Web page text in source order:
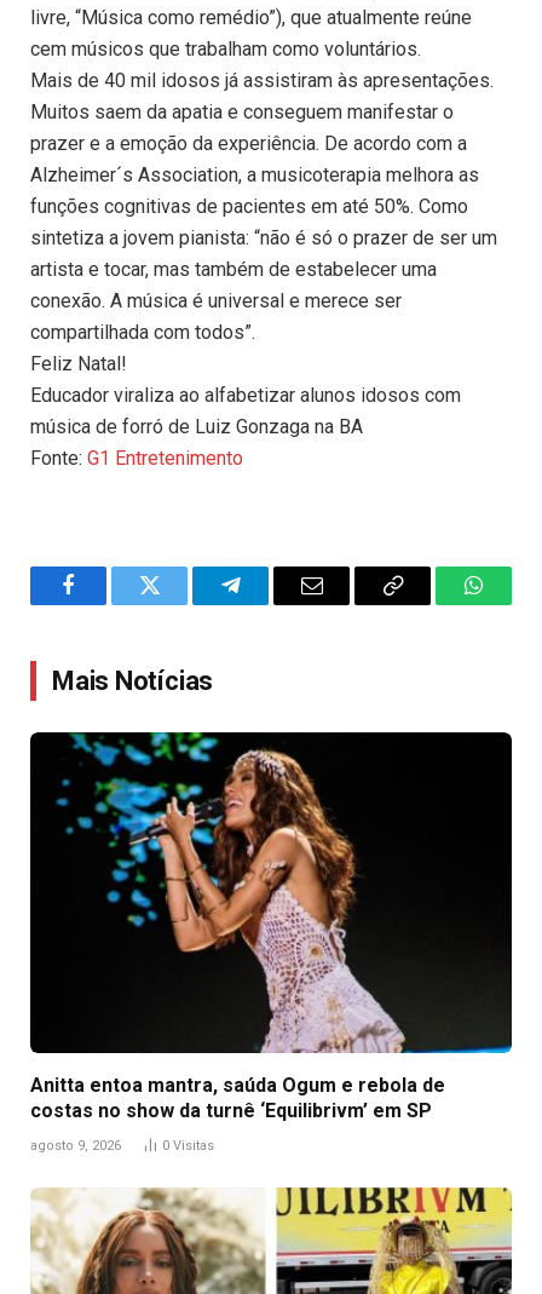
livre, “Música como remédio”), que atualmente reúne
cem músicos que trabalham como voluntários.
Mais de 40 mil idosos já assistiram às apresentações.
Muitos saem da apatia e conseguem manifestar o
prazer e a emoção da experiência. De acordo com a
Alzheimer´s Association, a musicoterapia melhora as
funções cognitivas de pacientes em até 50%. Como
sintetiza a jovem pianista: “não é só o prazer de ser um
artista e tocar, mas também de estabelecer uma
conexão. A música é universal e merece ser
compartilhada com todos”.
Feliz Natal!
Educador viraliza ao alfabetizar alunos idosos com
música de forró de Luiz Gonzaga na BA
Fonte: G1 Entretenimento
FacebookTwitter TelegramEmail
Copy
Mais Notícias
Anitta entoa mantra, saúda Ogum e rebola de
costas no show da turnê ‘Equilibrivm’ em SP
agosto 9, 2026 0 Visitas